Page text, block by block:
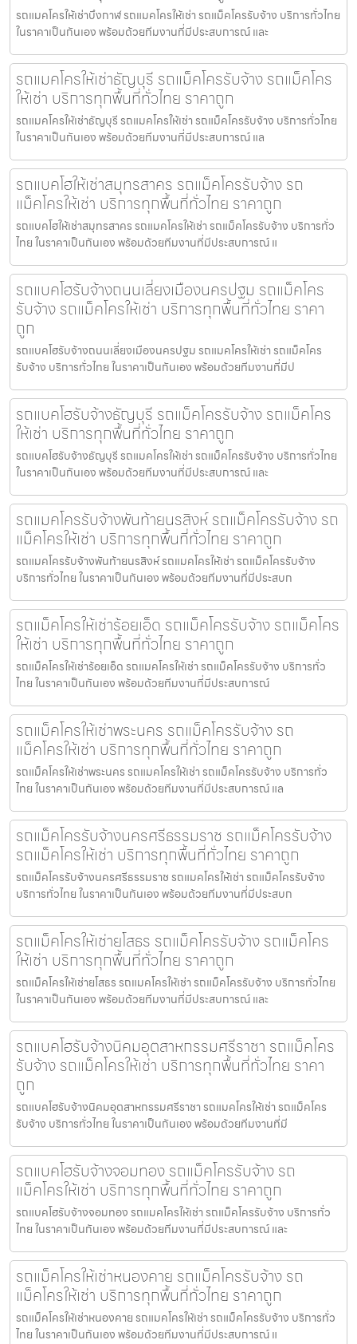
รถแมคโครให้เช่าบึงกาฬ รถแมคโครให้เช่า รถแม็คโครรับจ้าง บริการทั่วไทย
ในราคาเป็นกันเอง พร้อมด้วยทีมงานที่มีประสบการณ์ และ
รถแมคโครให้เช่าธัญบุรี รถแม็คโครรับจ้าง รถแม็คโคร
ให้เช่า บริการทุกพื้นที่ทั่วไทย ราคาถูก
รถแมคโครให้เช่าธัญบุรี รถแมคโครให้เช่า รถแม็คโครรับจ้าง บริการทั่วไทย
ในราคาเป็นกันเอง พร้อมด้วยทีมงานที่มีประสบการณ์ แล
รถแบคโฮให้เช่าสมุทรสาคร รถแม็คโครรับจ้าง รถ
แม็คโครให้เช่า บริการทุกพื้นที่ทั่วไทย ราคาถูก
รถแบคโฮให้เช่าสมุทรสาคร รถแมคโครให้เช่า รถแม็คโครรับจ้าง บริการทั่ว
ไทย ในราคาเป็นกันเอง พร้อมด้วยทีมงานที่มีประสบการณ์ แ
รถแบคโฮรับจ้างถนนเลี่ยงเมืองนครปฐม รถแม็คโคร
รับจ้าง รถแม็คโครให้เช่า บริการทุกพื้นที่ทั่วไทย ราคา
ถูก
รถแบคโฮรับจ้างถนนเลี่ยงเมืองนครปฐม รถแมคโครให้เช่า รถแม็คโคร
รับจ้าง บริการทั่วไทย ในราคาเป็นกันเอง พร้อมด้วยทีมงานที่มีป
รถแบคโฮรับจ้างธัญบุรี รถแม็คโครรับจ้าง รถแม็คโคร
ให้เช่า บริการทุกพื้นที่ทั่วไทย ราคาถูก
รถแบคโฮรับจ้างธัญบุรี รถแมคโครให้เช่า รถแม็คโครรับจ้าง บริการทั่วไทย
ในราคาเป็นกันเอง พร้อมด้วยทีมงานที่มีประสบการณ์ และ
รถแมคโครรับจ้างพันท้ายนรสิงห์ รถแม็คโครรับจ้าง รถ
แม็คโครให้เช่า บริการทุกพื้นที่ทั่วไทย ราคาถูก
รถแมคโครรับจ้างพันท้ายนรสิงห์ รถแมคโครให้เช่า รถแม็คโครรับจ้าง
บริการทั่วไทย ในราคาเป็นกันเอง พร้อมด้วยทีมงานที่มีประสบก
รถแม็คโครให้เช่าร้อยเอ็ด รถแม็คโครรับจ้าง รถแม็คโคร
ให้เช่า บริการทุกพื้นที่ทั่วไทย ราคาถูก
รถแม็คโครให้เช่าร้อยเอ็ด รถแมคโครให้เช่า รถแม็คโครรับจ้าง บริการทั่ว
ไทย ในราคาเป็นกันเอง พร้อมด้วยทีมงานที่มีประสบการณ์
รถแม็คโครให้เช่าพระนคร รถแม็คโครรับจ้าง รถ
แม็คโครให้เช่า บริการทุกพื้นที่ทั่วไทย ราคาถูก
รถแม็คโครให้เช่าพระนคร รถแมคโครให้เช่า รถแม็คโครรับจ้าง บริการทั่ว
ไทย ในราคาเป็นกันเอง พร้อมด้วยทีมงานที่มีประสบการณ์ แล
รถแม็คโครรับจ้างนครศรีธรรมราช รถแม็คโครรับจ้าง
รถแม็คโครให้เช่า บริการทุกพื้นที่ทั่วไทย ราคาถูก
รถแม็คโครรับจ้างนครศรีธรรมราช รถแมคโครให้เช่า รถแม็คโครรับจ้าง
บริการทั่วไทย ในราคาเป็นกันเอง พร้อมด้วยทีมงานที่มีประสบก
รถแม็คโครให้เช่ายโสธร รถแม็คโครรับจ้าง รถแม็คโคร
ให้เช่า บริการทุกพื้นที่ทั่วไทย ราคาถูก
รถแม็คโครให้เช่ายโสธร รถแมคโครให้เช่า รถแม็คโครรับจ้าง บริการทั่วไทย
ในราคาเป็นกันเอง พร้อมด้วยทีมงานที่มีประสบการณ์ และ
รถแบคโฮรับจ้างนิคมอุตสาหกรรมศรีราชา รถแม็คโคร
รับจ้าง รถแม็คโครให้เช่า บริการทุกพื้นที่ทั่วไทย ราคา
ถูก
รถแบคโฮรับจ้างนิคมอุตสาหกรรมศรีราชา รถแมคโครให้เช่า รถแม็คโคร
รับจ้าง บริการทั่วไทย ในราคาเป็นกันเอง พร้อมด้วยทีมงานที่มี
รถแบคโฮรับจ้างจอมทอง รถแม็คโครรับจ้าง รถ
แม็คโครให้เช่า บริการทุกพื้นที่ทั่วไทย ราคาถูก
รถแบคโฮรับจ้างจอมทอง รถแมคโครให้เช่า รถแม็คโครรับจ้าง บริการทั่ว
ไทย ในราคาเป็นกันเอง พร้อมด้วยทีมงานที่มีประสบการณ์ และ
รถแม็คโครให้เช่าหนองคาย รถแม็คโครรับจ้าง รถ
แม็คโครให้เช่า บริการทุกพื้นที่ทั่วไทย ราคาถูก
รถแม็คโครให้เช่าหนองคาย รถแมคโครให้เช่า รถแม็คโครรับจ้าง บริการทั่ว
ไทย ในราคาเป็นกันเอง พร้อมด้วยทีมงานที่มีประสบการณ์ แ